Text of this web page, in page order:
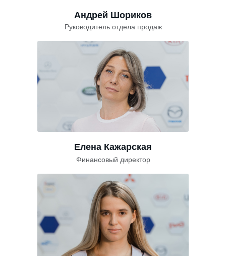
Андрей Шориков
Руководитель отдела продаж
Елена Кажарская
Финансовый директор